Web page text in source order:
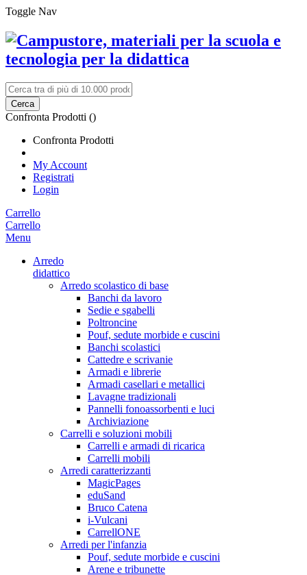
Toggle Nav
Cerca
Confronta Prodotti ()
Confronta Prodotti
My Account
Registrati
Login
Carrello
Carrello
Menu
Arredo
didattico
Arredo scolastico di base
Banchi da lavoro
Sedie e sgabelli
Poltroncine
Pouf, sedute morbide e cuscini
Banchi scolastici
Cattedre e scrivanie
Armadi e librerie
Armadi casellari e metallici
Lavagne tradizionali
Pannelli fonoassorbenti e luci
Archiviazione
Carrelli e soluzioni mobili
Carrelli e armadi di ricarica
Carrelli mobili
Arredi caratterizzanti
MagicPages
eduSand
Bruco Catena
i-Vulcani
CarrellONE
Arredi per l'infanzia
Pouf, sedute morbide e cuscini
Arene e tribunette